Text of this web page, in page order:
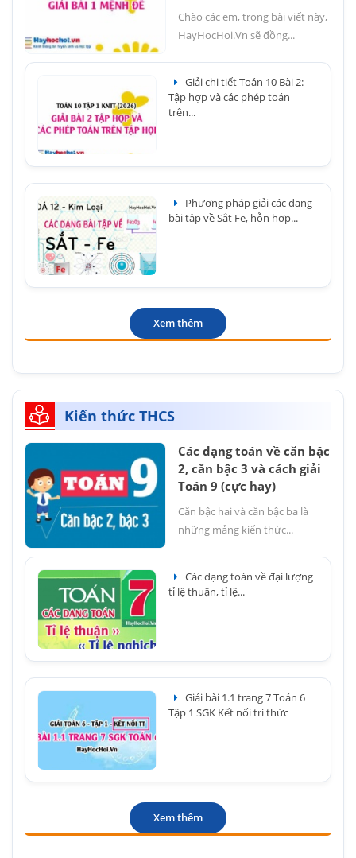
Chào các em, trong bài viết này,
HayHocHoi.Vn sẽ đồng...
Giải chi tiết Toán 10 Bài 2:
Tập hợp và các phép toán
trên...
Phương pháp giải các dạng
bài tập về Sắt Fe, hỗn hợp...
Xem thêm
Kiến thức THCS
Các dạng toán về căn bậc
2, căn bậc 3 và cách giải
Toán 9 (cực hay)
Căn bậc hai và căn bậc ba là
những mảng kiến thức...
Các dạng toán về đại lượng
tỉ lệ thuận, tỉ lệ...
Giải bài 1.1 trang 7 Toán 6
Tập 1 SGK Kết nối tri thức
Xem thêm